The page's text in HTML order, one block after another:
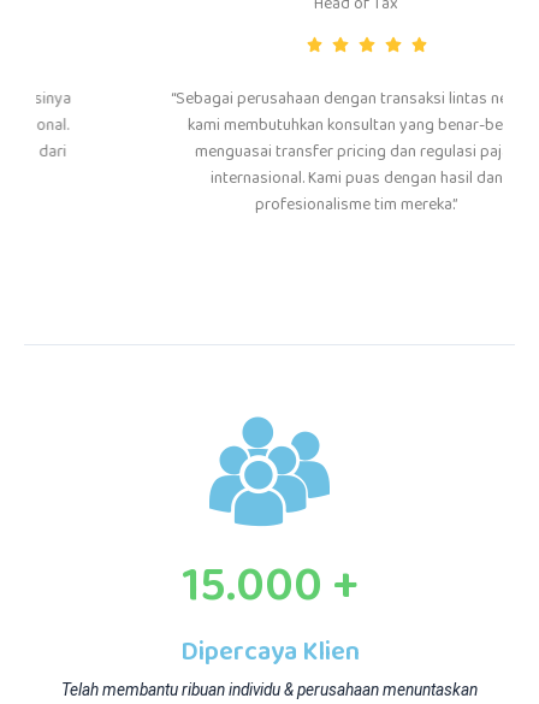
“Sebagai perusahaan dengan transaksi lintas negara,
kami membutuhkan konsultan yang benar-benar
menguasai transfer pricing dan regulasi pajak
internasional. Kami puas dengan hasil dan
profesionalisme tim mereka.”
15.000+
Dipercaya Klien
Telah membantu ribuan individu & perusahaan menuntaskan